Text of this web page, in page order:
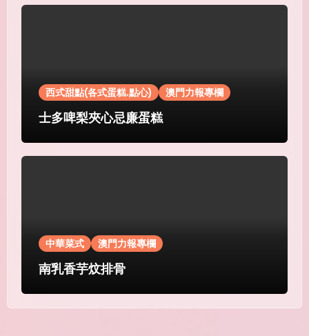
西式甜點(各式蛋糕.點心) 澳門力報專欄
士多啤梨夾心忌廉蛋糕
中華菜式 澳門力報專欄
南乳香芋炆排骨